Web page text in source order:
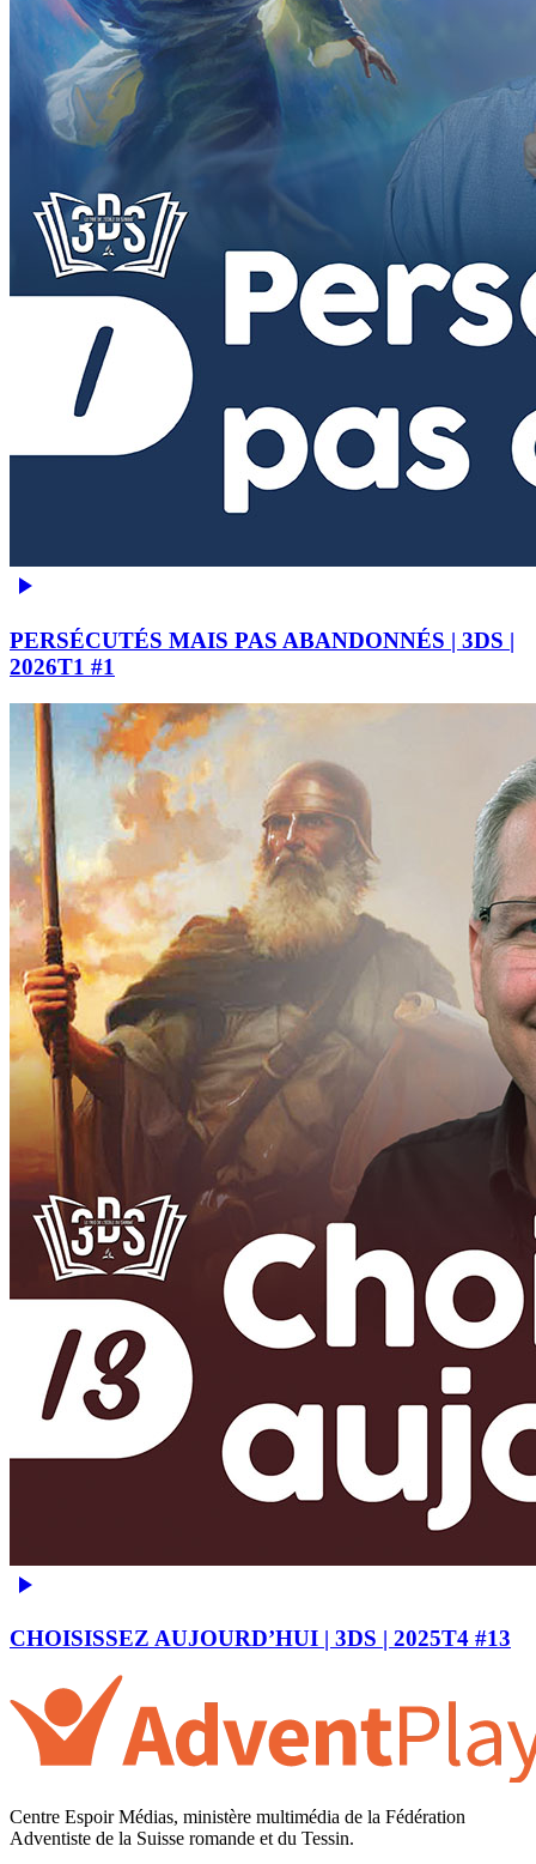
PERSÉCUTÉS MAIS PAS ABANDONNÉS | 3DS |
2026T1 #1
CHOISISSEZ AUJOURD’HUI | 3DS | 2025T4 #13
Centre Espoir Médias, ministère multimédia de la Fédération
Adventiste de la Suisse romande et du Tessin.